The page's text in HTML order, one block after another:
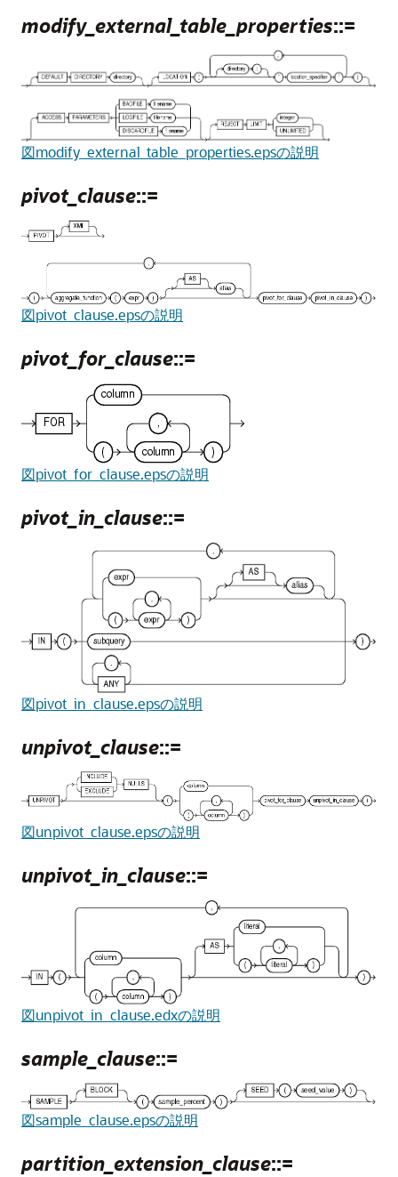
modify_external_table_properties::=
図modify_external_table_properties.epsの説明
pivot_clause::=
図pivot_clause.epsの説明
pivot_for_clause::=
図pivot_for_clause.epsの説明
pivot_in_clause::=
図pivot_in_clause.epsの説明
unpivot_clause::=
図unpivot_clause.epsの説明
unpivot_in_clause::=
図unpivot_in_clause.edxの説明
sample_clause::=
図sample_clause.epsの説明
partition_extension_clause::=